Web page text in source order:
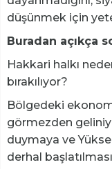
düşünmek için
Buradan açıkça
Hakkari halkı
bırakılıyor?
Bölgedeki
görmezden
duymaya ve
derhal